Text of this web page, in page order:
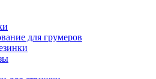
для грумеров